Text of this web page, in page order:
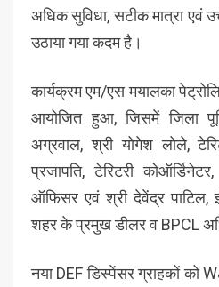
अधिक सुविधा, सटीक मात्रा एवं
उठाया गया कदम है।
कार्यक्रम एम/एस मयालका
आयोजित हुआ, जिसमें जिला
अग्रवाल, श्री योगेश लोले,
प्रजापति, टेरिटरी
ऑफिसर एवं श्री देवेंद्र पाटिल,
शहर के प्रमुख डीलर व BPCL
नया DEF डिस्पेंसर ग्राहकों को